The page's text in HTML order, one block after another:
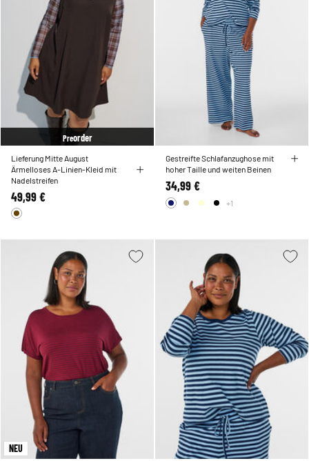
Preorder
Lieferung Mitte August
Ärmelloses A-Linien-Kleid mit
Nadelstreifen
49,99 €
Gestreifte Schlafanzughose mit
hoher Taille und weiten Beinen
34,99 €
+1
NEU